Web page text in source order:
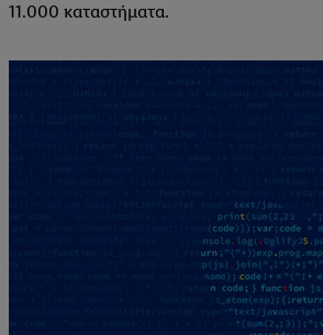
11.000 καταστήματα.